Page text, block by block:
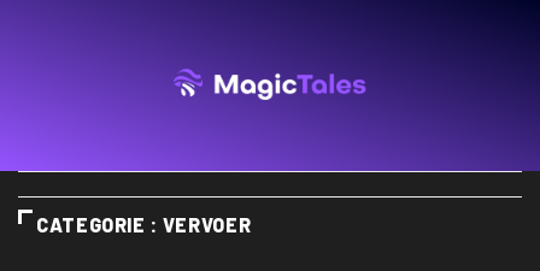
CATEGORIE : VERVOER